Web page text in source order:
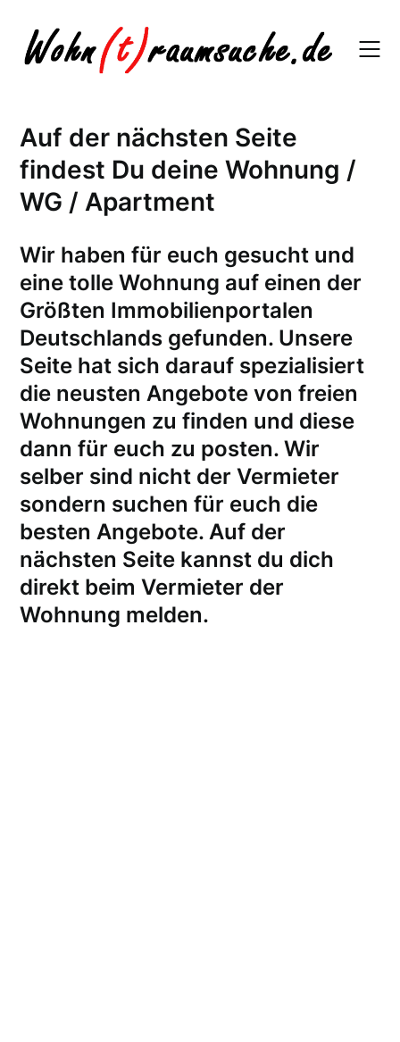
content
Auf der nächsten Seite
findest Du deine Wohnung /
WG / Apartment
Wir haben für euch gesucht und
eine tolle Wohnung auf einen der
Größten Immobilienportalen
Deutschlands gefunden. Unsere
Seite hat sich darauf spezialisiert
die neusten Angebote von freien
Wohnungen zu finden und diese
dann für euch zu posten. Wir
selber sind nicht der Vermieter
sondern suchen für euch die
besten Angebote. Auf der
nächsten Seite kannst du dich
direkt beim Vermieter der
Wohnung melden.